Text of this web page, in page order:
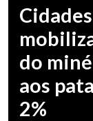
do
aos
2%